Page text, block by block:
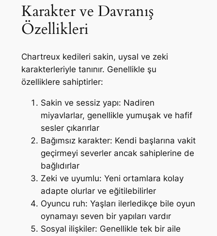
Karakter ve Davranış
Özellikleri
Chartreux kedileri sakin, uysal ve zeki
karakterleriyle tanınır. Genellikle şu
özelliklere sahiptirler:
Sakin ve sessiz yapı: Nadiren
miyavlarlar, genellikle yumuşak ve hafif
sesler çıkarırlar
Bağımsız karakter: Kendi başlarına vakit
geçirmeyi severler ancak sahiplerine de
bağlıdırlar
Zeki ve uyumlu: Yeni ortamlara kolay
adapte olurlar ve eğitilebilirler
Oyuncu ruh: Yaşları ilerledikçe bile oyun
oynamayı seven bir yapıları vardır
Sosyal ilişkiler: Genellikle tek bir aile